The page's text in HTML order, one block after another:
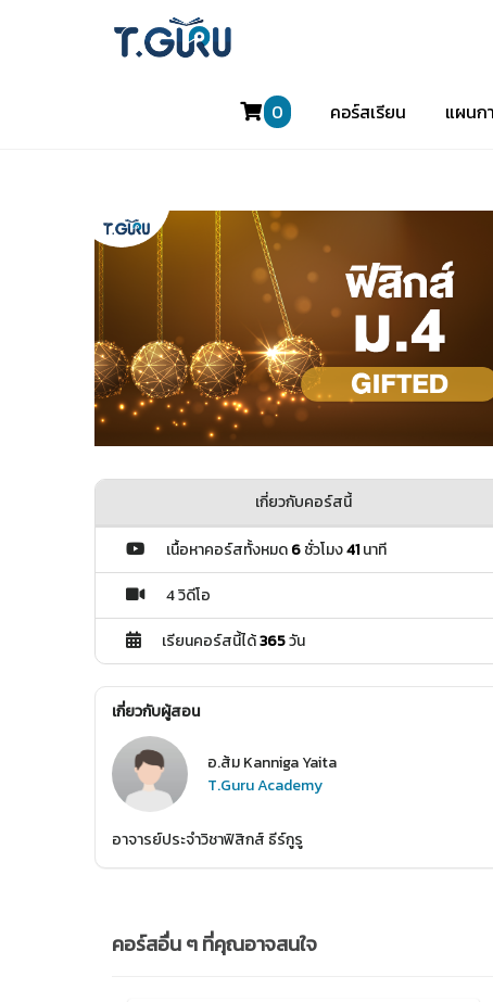
0 คอร์สเรียน แผนก
เกี่ยวกับคอร์สนี้
เนื้อหาคอร์สทั้งหมด6ชั่วโมง41นาที
4 วิดีโอ
เรียนคอร์สนี้ได้365วัน
เกี่ยวกับผู้สอน
อ.ส้ม Kanniga Yaita
T.Guru Academy
อาจารย์ประจำวิชาฟิสิกส์ ธีร์กูรู
คอร์สอื่น ๆ ที่คุณอาจสนใจ